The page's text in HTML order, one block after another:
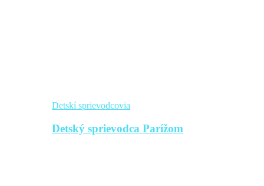
Detskí sprievodcovia
Detský sprievodca Parížom